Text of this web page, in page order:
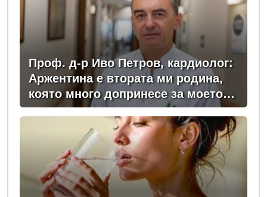
Проф. д-р Иво Петров, кардиолог:
Аржентина е втората ми родина,
която много допринесе за моето
професионално развитие